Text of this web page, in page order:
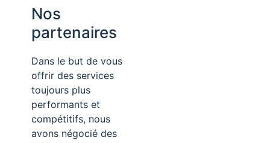
Nos
partenaires
Dans le but de vous
offrir des services
toujours plus
performants et
compétitifs, nous
avons négocié des